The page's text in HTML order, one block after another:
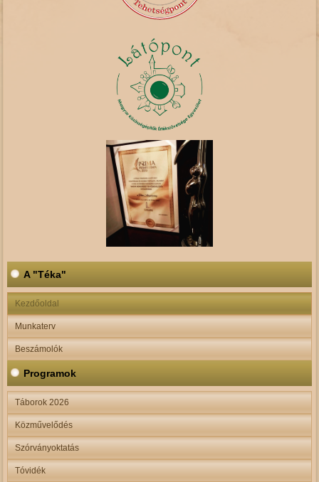
A "Téka"
Kezdőoldal
Munkaterv
Beszámolók
Programok
Táborok 2026
Közművelődés
Szórványoktatás
Tóvidék